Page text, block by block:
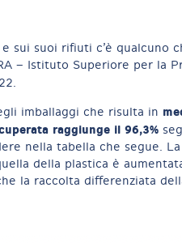
sui suoi rifiuti c’è qualcuno
– Istituto Superiore per la
imballaggi che risulta in
raggiunge il 96,3%
nella tabella che segue.
della plastica è
la raccolta differenziata